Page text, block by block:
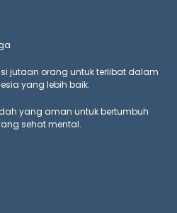
jutaan orang untuk terlibat dalam
yang lebih baik.
yang aman untuk bertumbuh
sehat mental.